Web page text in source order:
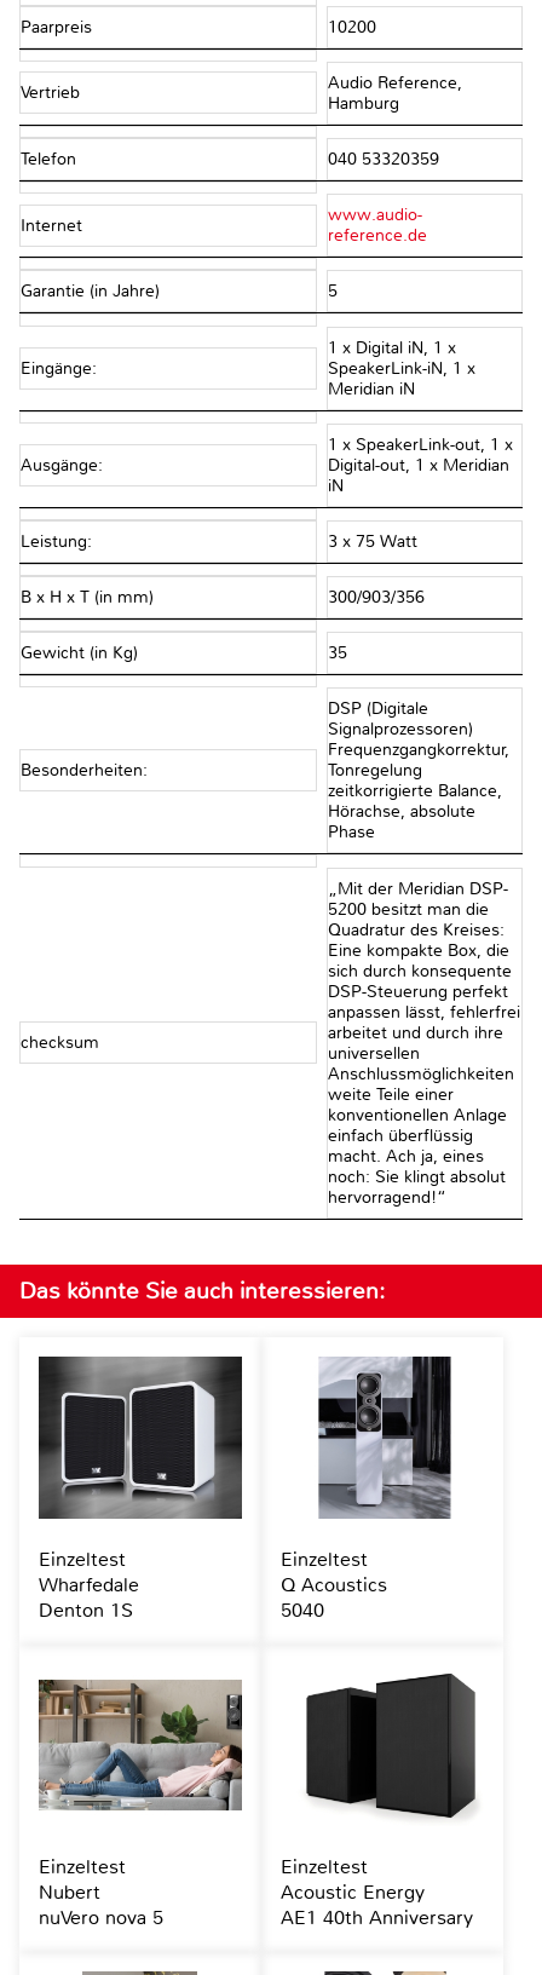
Paarpreis 10200
Vertrieb
Audio Reference,
Hamburg
Telefon 040 53320359
Internet
www.audio-
reference.de
Garantie (in Jahre) 5
Eingänge:
1 x Digital iN, 1 x
SpeakerLink-iN, 1 x
Meridian iN
Ausgänge:
1 x SpeakerLink-out, 1 x
Digital-out, 1 x Meridian
iN
Leistung: 3 x 75 Watt
B x H x T (in mm) 300/903/356
Gewicht (in Kg) 35
Besonderheiten:
DSP (Digitale
Signalprozessoren)
Frequenzgangkorrektur,
Tonregelung
zeitkorrigierte Balance,
Hörachse, absolute
Phase
checksum
„Mit der Meridian DSP-
5200 besitzt man die
Quadratur des Kreises:
Eine kompakte Box, die
sich durch konsequente
DSP-Steuerung perfekt
anpassen lässt, fehlerfrei
arbeitet und durch ihre
universellen
Anschlussmöglichkeiten
weite Teile einer
konventionellen Anlage
einfach überflüssig
macht. Ach ja, eines
noch: Sie klingt absolut
hervorragend!“
Das könnte Sie auch interessieren:
Einzeltest
Wharfedale
Denton 1S
Einzeltest
Q Acoustics
5040
Einzeltest
Nubert
nuVero nova 5
Einzeltest
Acoustic Energy
AE1 40th Anniversary